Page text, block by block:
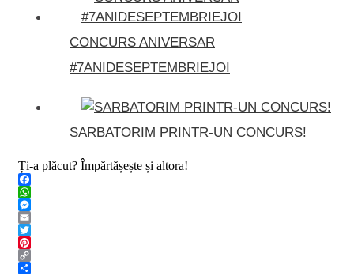
CONCURS ANIVERSAR
#7ANIDESEPTEMBRIEJOI
SARBATORIM PRINTR-UN CONCURS!
Ți-a plăcut? Împărtășește și altora!
Facebook
WhatsApp
Messenger
Email
Twitter
Pinterest
Copy